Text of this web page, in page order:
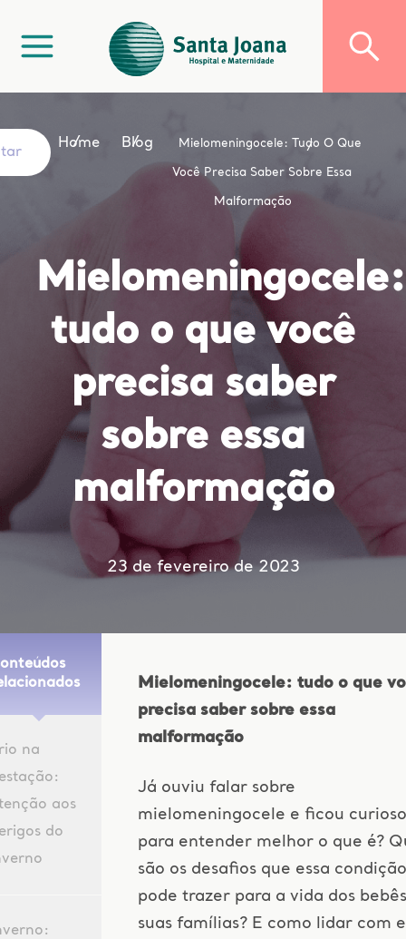
Home Blog Mielomeningocele: Tudo O Que
Você Precisa Saber Sobre Essa
Malformação
Mielomeningocele:
tudo o que você
precisa saber
sobre essa
malformação
23 de fevereiro de 2023
na
aos
do
Mielomeningocele: tudo o que
precisa saber sobre essa
malformação
Já ouviu falar sobre
mielomeningocele e ficou curioso
para entender melhor o que é?
são os desafios que essa condição
pode trazer para a vida dos
suas famílias? E como lidar com